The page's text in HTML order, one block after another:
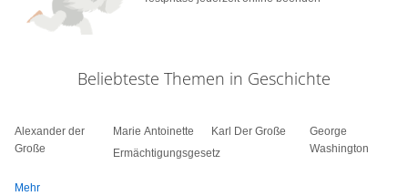
Beliebteste Themen in Geschichte
Alexander der
Große
Marie Antoinette
Ermächtigungsgesetz
Karl Der Große
George
Washington
Mehr